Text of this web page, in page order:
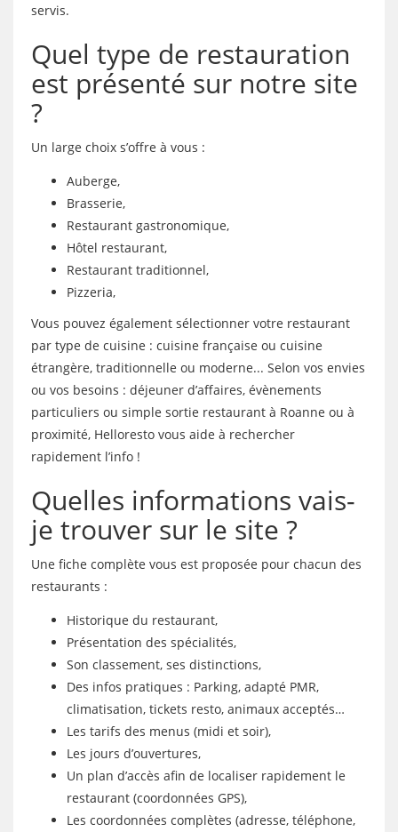
servis.
Quel type de restauration
est présenté sur notre site
?
Un large choix s’offre à vous :
Auberge,
Brasserie,
Restaurant gastronomique,
Hôtel restaurant,
Restaurant traditionnel,
Pizzeria,
Vous pouvez également sélectionner votre restaurant
par type de cuisine : cuisine française ou cuisine
étrangère, traditionnelle ou moderne... Selon vos envies
ou vos besoins : déjeuner d’affaires, évènements
particuliers ou simple sortie restaurant à Roanne ou à
proximité, Helloresto vous aide à rechercher
rapidement l’info !
Quelles informations vais-
je trouver sur le site ?
Une fiche complète vous est proposée pour chacun des
restaurants :
Historique du restaurant,
Présentation des spécialités,
Son classement, ses distinctions,
Des infos pratiques : Parking, adapté PMR,
climatisation, tickets resto, animaux acceptés…
Les tarifs des menus (midi et soir),
Les jours d’ouvertures,
Un plan d’accès afin de localiser rapidement le
restaurant (coordonnées GPS),
Les coordonnées complètes (adresse, téléphone,